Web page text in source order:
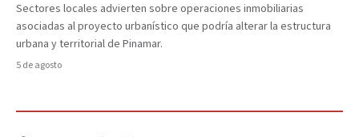
Sectores locales advierten sobre operaciones inmobiliarias
asociadas al proyecto urbanístico que podría alterar la estructura
urbana y territorial de Pinamar.
5 de agosto